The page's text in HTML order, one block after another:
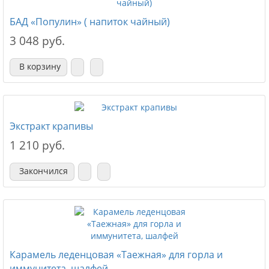
БАД «Популин» ( напиток чайный)
3 048 руб.
В корзину
Экстракт крапивы
1 210 руб.
Закончился
Карамель леденцовая «Таежная» для горла и